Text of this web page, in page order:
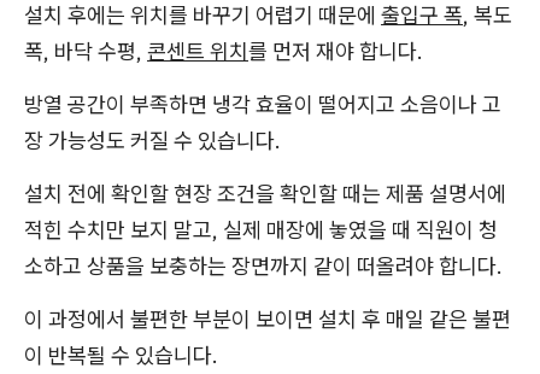
설치 후에는 위치를 바꾸기 어렵기 때문에 출입구 폭, 복도
폭, 바닥 수평, 콘센트 위치를 먼저 재야 합니다.
방열 공간이 부족하면 냉각 효율이 떨어지고 소음이나 고
장 가능성도 커질 수 있습니다.
설치 전에 확인할 현장 조건을 확인할 때는 제품 설명서에
적힌 수치만 보지 말고, 실제 매장에 놓였을 때 직원이 청
소하고 상품을 보충하는 장면까지 같이 떠올려야 합니다.
이 과정에서 불편한 부분이 보이면 설치 후 매일 같은 불편
이 반복될 수 있습니다.